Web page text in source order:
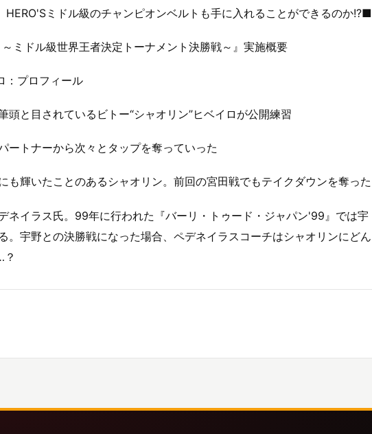
HERO'Sミドル級のチャンピオンベルトも手に入れることができるのか!?■
ミドル級世界王者決定トーナメント決勝戦～』実施概要
：プロフィール
頭と目されているビトー“シャオリン”ヒベイロが公開練習
ートナーから次々とタップを奪っていった
も輝いたことのあるシャオリン。前回の宮田戦でもテイクダウンを奪った
ネイラス氏。99年に行われた『バーリ・トゥード・ジャパン'99』では宇
。宇野との決勝戦になった場合、ペデネイラスコーチはシャオリンにどん